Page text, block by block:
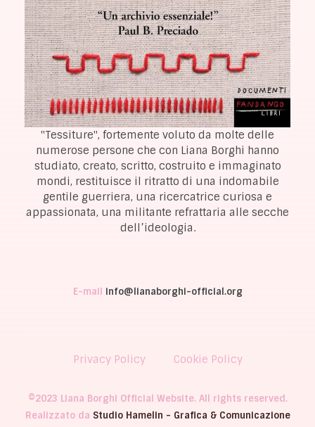
"Tessiture", fortemente voluto da molte delle
numerose persone che con Liana Borghi hanno
studiato, creato, scritto, costruito e immaginato
mondi, restituisce il ritratto di una indomabile
gentile guerriera, una ricercatrice curiosa e
appassionata, una militante refrattaria alle secche
dell’ideologia.
E-mail info@lianaborghi-official.org
Privacy Policy Cookie Policy
©2023 Liana Borghi Official Website. All rights reserved.
Realizzato da Studio Hamelin - Grafica & Comunicazione